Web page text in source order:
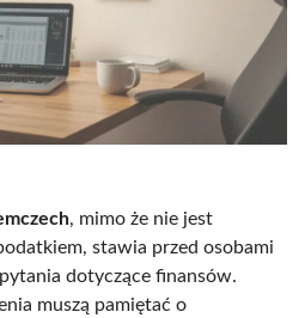
, mimo że nie jest
stawia przed osobami
dotyczące finansów.
muszą pamiętać o